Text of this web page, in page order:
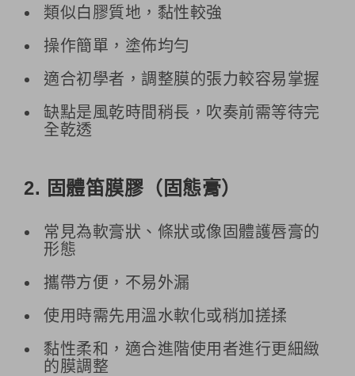
類似白膠質地，黏性較強
操作簡單，塗佈均勻
適合初學者，調整膜的張力較容易掌握
缺點是風乾時間稍長，吹奏前需等待完
全乾透
2. 固體笛膜膠（固態膏）
常見為軟膏狀、條狀或像固體護唇膏的
形態
攜帶方便，不易外漏
使用時需先用溫水軟化或稍加搓揉
黏性柔和，適合進階使用者進行更細緻
的膜調整